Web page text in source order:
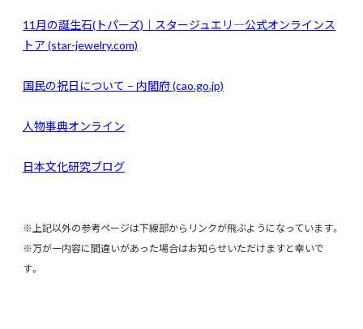
11月の誕生石(トパーズ)｜スタージュエリ―公式オンラインス
トア (star-jewelry.com)
国民の祝日について – 内閣府 (cao.go.jp)
人物事典オンライン
日本文化研究ブログ
※上記以外の参考ページは下線部からリンクが飛ぶようになっています。
※万が一内容に間違いがあった場合はお知らせいただけますと幸いで
す。